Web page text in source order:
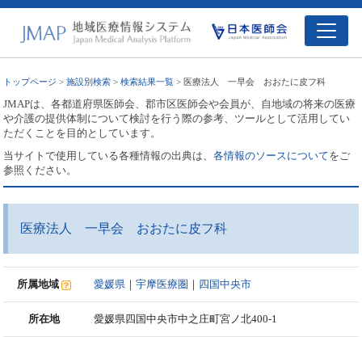
トップページ >施設別検索 >検索結果一覧 > 医療法人 一早会 おおたに皮フ科
JMAPは、各都道府県医師会、郡市区医師会や会員が、自地域の将来の医療
や介護の提供体制について検討を行う際の参考、ツールとして活用してい
ただくことを目的としています。
当サイトで使用している各種情報の出典は、各情報のソースについてをご
参照ください。
医療法人 一早会 おおたに皮フ科
所属地域 愛媛県 ｜宇摩医療圏 ｜ 四国中央市
所在地 愛媛県四国中央市中之庄町宮ノ北400-1